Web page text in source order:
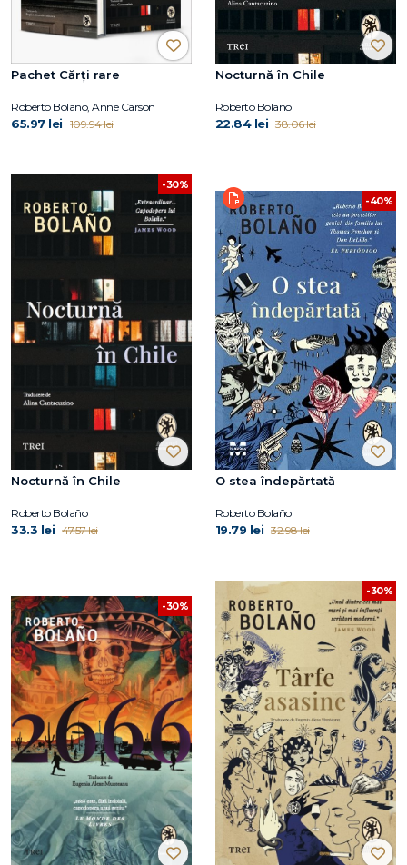
Pachet Cărți rare
Roberto Bolaño, Anne Carson
65.97 lei 109.94 lei
Nocturnă în Chile
Roberto Bolaño
22.84 lei 38.06 lei
-30%
Nocturnă în Chile
Roberto Bolaño
33.3 lei 47.57 lei
-40%
O stea îndepărtată
Roberto Bolaño
19.79 lei 32.98 lei
-30%
-30%